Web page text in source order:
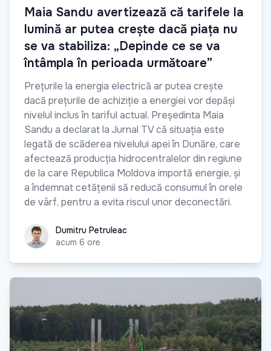
Maia Sandu avertizează că tarifele la
lumină ar putea crește dacă piața nu
se va stabiliza: „Depinde ce se va
întâmpla în perioada următoare”
Prețurile la energia electrică ar putea crește
dacă prețurile de achiziție a energiei vor depăși
nivelul inclus în tariful actual. Președinta Maia
Sandu a declarat la Jurnal TV că situația este
legată de scăderea nivelului apei în Dunăre, care
afectează producția hidrocentralelor din regiune
de la care Republica Moldova importă energie, și
a îndemnat cetățenii să reducă consumul în orele
de vârf, pentru a evita riscul unor deconectări.
Dumitru Petruleac
Dumitru Petruleac
acum 6 ore